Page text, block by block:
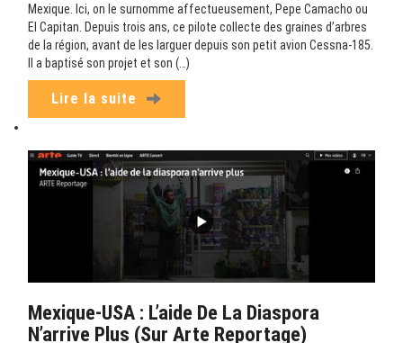
Mexique. Ici, on le surnomme affectueusement, Pepe Camacho ou
El Capitan. Depuis trois ans, ce pilote collecte des graines d’arbres
de la région, avant de les larguer depuis son petit avion Cessna-185.
Il a baptisé son projet et son (…)
Lire la suite
Mexique-USA : L’aide De La Diaspora
N’arrive Plus (sur Arte Reportage)